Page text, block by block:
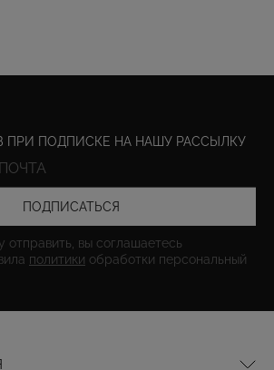
ПРИ ПОДПИСКЕ НА НАШУ РАССЫЛКУ
ПОДПИСАТЬСЯ
отправить, вы соглашаетесь
политики обработки персональный